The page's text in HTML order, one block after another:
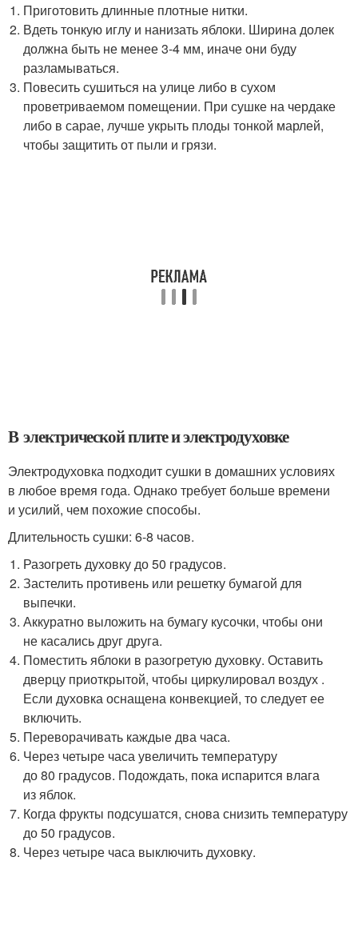
Приготовить длинные плотные нитки.
Вдеть тонкую иглу и нанизать яблоки. Ширина долек
должна быть не менее 3-4 мм, иначе они буду
разламываться.
Повесить сушиться на улице либо в сухом
проветриваемом помещении. При сушке на чердаке
либо в сарае, лучше укрыть плоды тонкой марлей,
чтобы защитить от пыли и грязи.
В электрической плите и электродуховке
Электродуховка подходит сушки в домашних условиях
в любое время года. Однако требует больше времени
и усилий, чем похожие способы.
Длительность сушки: 6-8 часов.
Разогреть духовку до 50 градусов.
Застелить противень или решетку бумагой для
выпечки.
Аккуратно выложить на бумагу кусочки, чтобы они
не касались друг друга.
Поместить яблоки в разогретую духовку. Оставить
дверцу приоткрытой, чтобы циркулировал воздух .
Если духовка оснащена конвекцией, то следует ее
включить.
Переворачивать каждые два часа.
Через четыре часа увеличить температуру
до 80 градусов. Подождать, пока испарится влага
из яблок.
Когда фрукты подсушатся, снова снизить температуру
до 50 градусов.
Через четыре часа выключить духовку.